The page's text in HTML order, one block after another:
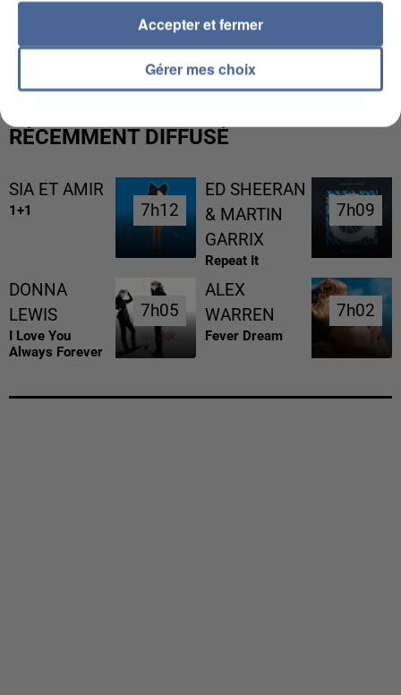
UN SECOND CADRE DE LA DZ MAFIA
INTERPELLÉ EN ALGÉRIE
RÉCEMMENT DIFFUSÉ
SIA ET AMIR
1+1 7h12
7h12
ED SHEERAN
& MARTIN
GARRIX
Repeat It
7h09
7h09
DONNA
LEWIS
I Love You
Always Forever
7h05
7h05
ALEX
WARREN
Fever Dream
7h02
7h02
Gérer mes choix
Accepter et fermer